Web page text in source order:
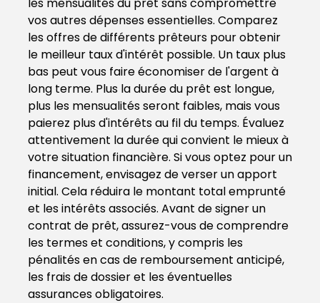
vos autres dépenses essentielles. Comparez
les offres de différents prêteurs pour obtenir
le meilleur taux d'intérêt possible. Un taux plus
bas peut vous faire économiser de l'argent à
long terme. Plus la durée du prêt est longue,
plus les mensualités seront faibles, mais vous
paierez plus d'intérêts au fil du temps. Évaluez
attentivement la durée qui convient le mieux à
votre situation financière. Si vous optez pour un
financement, envisagez de verser un apport
initial. Cela réduira le montant total emprunté
et les intérêts associés. Avant de signer un
contrat de prêt, assurez-vous de comprendre
les termes et conditions, y compris les
pénalités en cas de remboursement anticipé,
les frais de dossier et les éventuelles
assurances obligatoires.